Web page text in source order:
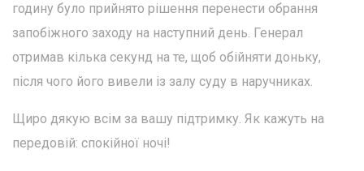
годину було прийнято рішення перенести обрання
запобіжного заходу на наступний день. Генерал
отримав кілька секунд на те, щоб обійняти доньку,
після чого його вивели із залу суду в наручниках.
Щиро дякую всім за вашу підтримку. Як кажуть на
передовій: спокійної ночі!